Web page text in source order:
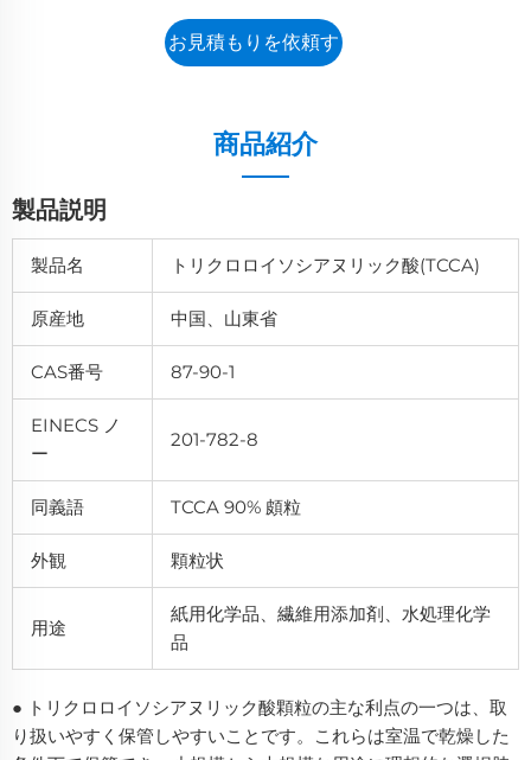
お見積もりを依頼す
商品紹介
製品説明
製品名 トリクロロイソシアヌリック酸(TCCA)
原産地 中国、山東省
CAS番号 87-90-1
EINECS ノ
ー
201-782-8
同義語 TCCA 90% 頗粒
外観 顆粒状
用途
紙用化学品、繊維用添加剤、水処理化学
品
● トリクロロイソシアヌリック酸顆粒の主な利点の一つは、取
り扱いやすく保管しやすいことです。これらは室温で乾燥した